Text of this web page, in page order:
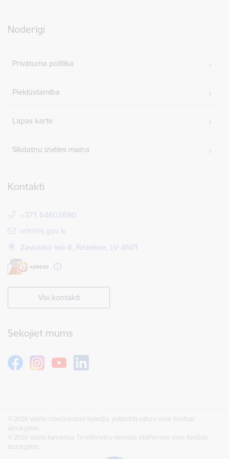
Noderīgi
Privātuma politika
Piekļūstamība
Lapas karte
Sīkdatņu izvēles maiņa
Kontakti
+371 64603690
E-pasts:
vrk@rs.gov.lv
Zavoloko iela 8, Rēzekne, LV-4601
Visi kontakti
Sekojiet mums
© 2026 Valsts robežsardzes koledža, publicētā satura visas tiesības
aizsargātas.
© 2020 Valsts kanceleja, Tīmekļvietņu vienotās platformas visas tiesības
aizsargātas.